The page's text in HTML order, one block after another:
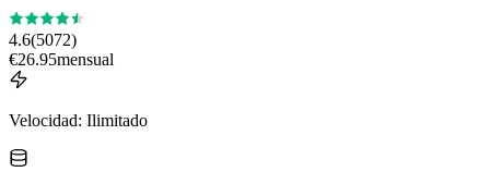
4.6(5072)
€26.95mensual
Velocidad: Ilimitado